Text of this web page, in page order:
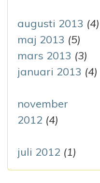
augusti 2013 (4)
maj 2013 (5)
mars 2013 (3)
januari 2013 (4)
november
2012 (4)
juli 2012 (1)